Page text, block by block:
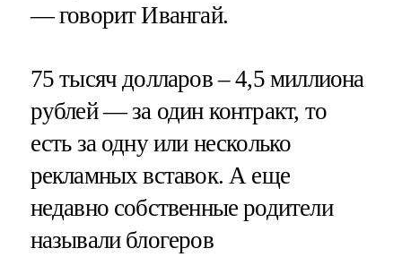
— говорит Ивангай.
75 тысяч долларов – 4,5 миллиона
рублей — за один контракт, то
есть за одну или несколько
рекламных вставок. А еще
недавно собственные родители
называли блогеров